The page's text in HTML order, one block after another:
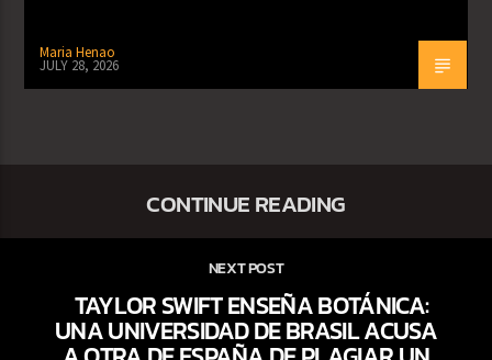
Maria Henao
JULY 28, 2026
CONTINUE READING
NEXT POST
TAYLOR SWIFT ENSEÑA BOTÁNICA:
UNA UNIVERSIDAD DE BRASIL ACUSA